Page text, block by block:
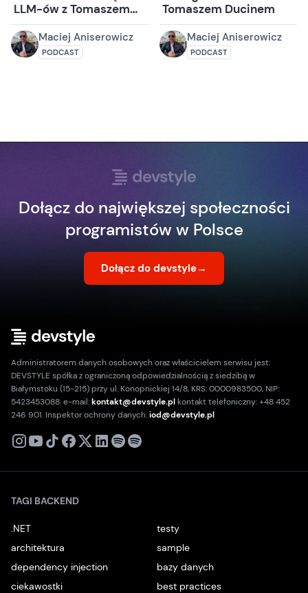
LLM-ów z Tomaszem
Ducinem
Maciej Aniserowicz
PODCAST
Tomaszem Ducinem
Maciej Aniserowicz
PODCAST
Dołącz do największej społeczności
programistów w Polsce
Dołącz do devstyle→
Administratorem danych osobowych oraz właścicielem serwisu jest:
DEVSTYLE spółka z ograniczoną odpowiedzialnością z siedzibą w
Białymstoku (15-215) przy ul. Konopnickiej 14/8, KRS: 0000983500, NIP:
5423453088. e-mail:kontakt@devstyle.plkontakt telefoniczny: +48 452
246 901. Inspektor ochrony danych:iod@devstyle.pl
X
TAGI BACKEND
.NET
testy
architektura
sample
dependency injection
bazy danych
ciekawostki
best practices